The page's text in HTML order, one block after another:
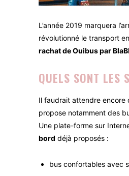
L’année 2019 marquera
révolutionné le transport
rachat de Ouibus par
QUELS SONT LES
Il faudrait attendre encore
propose notamment des
Une plate-forme sur
bord déjà proposés :
bus confortables avec